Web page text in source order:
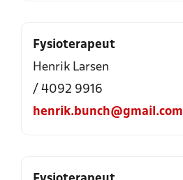
Fysioterapeut
Henrik Larsen
/ 4092 9916
henrik.bunch@gmail.com